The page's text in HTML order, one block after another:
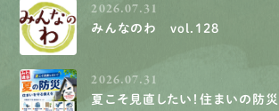
2026.07.31
みんなのわ vol.128
2026.07.31
夏こそ見直したい！住まいの防